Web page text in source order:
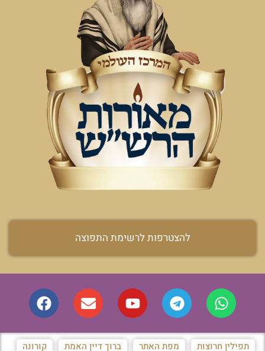
להצטרפות לרשימת התפוצה
תפילין חרוצות מפת האתר ברוך דיין האמת קורונה